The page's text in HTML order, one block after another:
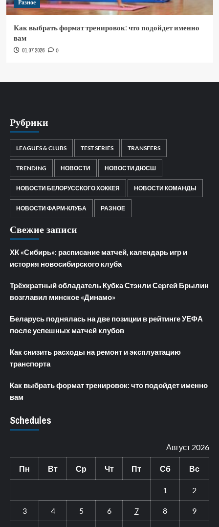
Разное
Как выбрать формат тренировок: что подойдет именно
вам
01.07.2026 0
Рубрики
LEAGUES & CLUBS TEST SERIES TRANSFERS
TRENDING НОВОСТИ НОВОСТИ ДЮСШ
НОВОСТИ БЕЛОРУССКОГО ХОККЕЯ НОВОСТИ КОМАНДЫ
НОВОСТИ ФАРМ-КЛУБА РАЗНОЕ
Свежие записи
ХК «Сибирь»: расписание матчей, календарь игр и
история новосибирского клуба
Трёхкратный обладатель Кубка Стэнли Сергей Брылин
возглавил минское «Динамо»
Беларусь поднялась на две позиции в рейтинге УЕФА
после успешных матчей клубов
Как снизить расходы на ремонт и эксплуатацию
транспорта
Как выбрать формат тренировок: что подойдет именно
вам
Schedules
Август 2026
Пн Вт Ср Чт Пт Сб Вс
1 2
3 4 5 6 7 8 9